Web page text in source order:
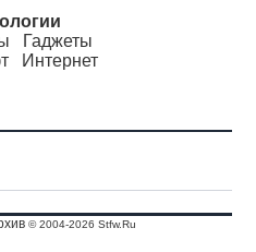
Гаджеты
Интернет
© 2004-2026 Stfw.Ru